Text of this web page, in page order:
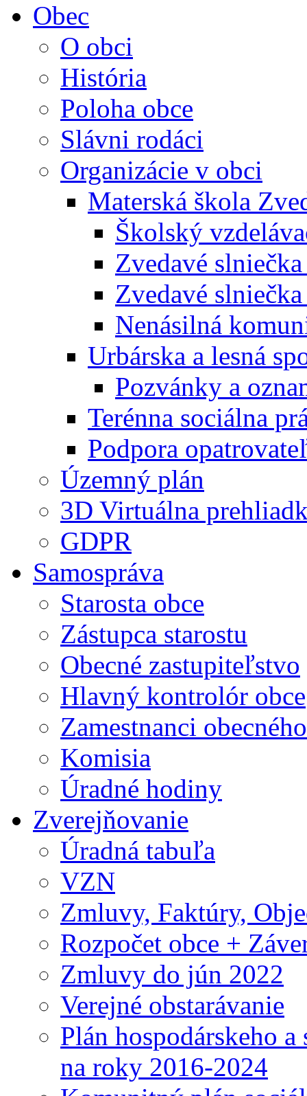
Obec
O obci
História
Poloha obce
Slávni rodáci
Organizácie v obci
Materská škola
Školský
Zvedavé
Zvedavé
Nenásilná
Urbárska a lesná
Pozvánky a
Terénna sociálna
Podpora
Územný plán
3D Virtuálna
GDPR
Samospráva
Starosta obce
Zástupca starostu
Obecné zastupiteľstvo
Hlavný kontrolór obce
Zamestnanci
Komisia
Úradné hodiny
Zverejňovanie
Úradná tabuľa
VZN
Zmluvy, Faktúry,
Rozpočet obce +
Zmluvy do jún 2022
Verejné obstarávanie
Plán hospodárskeho
na roky 2016-2024